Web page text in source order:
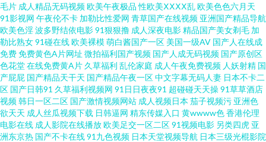
蜜芽 91视屏18 www污黄在线 福利影院在线观看 黑人干日本少妇 青青草毛片
资源 五月天三级网 69成人免费视频 97超碰资源共享 在线51偷拍 2026午夜
伦理 精品狼人社區99 三级东京热 深夜福利导航 丝袜美足 欧美色AB 天天骚天
天操 97超碰免费在线 肏屄视频网址 国产久艹视频 久久理论婷婷网 三级片AV
的天堂 亚洲麻豆AV一区 操逼网站三级 91视频东京热 中文字幕电影日本 AV久
毛片 成人精品无码视频欧美午夜极品 性欧美ⅩⅩⅩⅩ乱欧美色色六月天
91影视网 午夜伦不卡 加勒比性爱网 青草国产在线视频 亚洲国产精品导航
欧美色淫波多野结依电影91狠狠撸 成人深夜电影精品国产美女剃毛 加
勒比熟女91碰在线欧美裸模萌白酱国产一区 美国一级AV 国产人在线成
免费免费黄色A片网址 微拍福利国产视频 国产人成无码视频 国产原创区
色花堂在线免费黄A片 久草福利 乱伦家庭 成人午夜免费视频 人妖射精 国
产屁屁 国产精品天干天 国产精品午夜一区中文字幕无码人妻 日本不卡二
区 国产日韩91 久草福利视频网 91日日夜夜91 超碰碰天天操91草草酒店
视频韩日一区二区 国产激情视频网站 成人视频日本 茄子视频污 亚洲色
欲天天 成人丝瓜视频下载 日韩逼网 精东传媒入口 黄wwww色香港伦理
电影在线 成人影院在线播放欧美足交一区二区91视频电影 另类四虎 亚
洲东京热 国产不卡在线91九色视频 日本天堂视频导航 日本三级光棍影院